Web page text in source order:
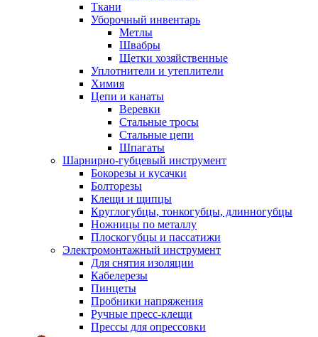
Ткани
Уборочный инвентарь
Метлы
Швабры
Щетки хозяйственные
Уплотнители и утеплители
Химия
Цепи и канаты
Веревки
Стальные тросы
Стальные цепи
Шпагаты
Шарнирно-губцевый инструмент
Бокорезы и кусачки
Болторезы
Клещи и щипцы
Круглогубцы, тонкогубцы, длинногубцы
Ножницы по металлу
Плоскогубцы и пассатижи
Электромонтажный инструмент
Для снятия изоляции
Кабелерезы
Пинцеты
Пробники напряжения
Ручные пресс-клещи
Прессы для опрессовки